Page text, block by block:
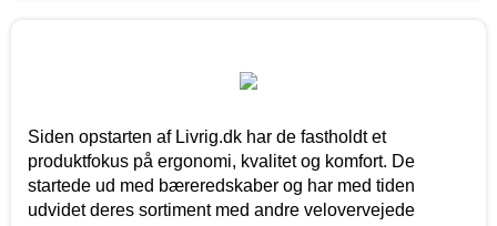
Siden opstarten af Livrig.dk har de fastholdt et
produktfokus på ergonomi, kvalitet og komfort. De
startede ud med bæreredskaber og har med tiden
udvidet deres sortiment med andre velovervejede